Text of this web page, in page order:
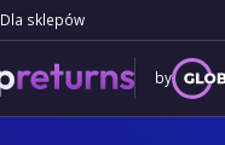
Dla sklepów
by